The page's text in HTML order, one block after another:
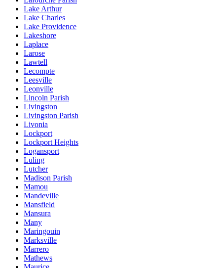
Lake Arthur
Lake Charles
Lake Providence
Lakeshore
Laplace
Larose
Lawtell
Lecompte
Leesville
Leonville
Lincoln Parish
Livingston
Livingston Parish
Livonia
Lockport
Lockport Heights
Logansport
Luling
Lutcher
Madison Parish
Mamou
Mandeville
Mansfield
Mansura
Many
Maringouin
Marksville
Marrero
Mathews